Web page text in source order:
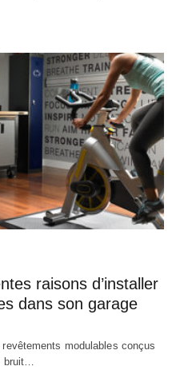
raisons d’installer
dans son garage
modulables conçus
bruit…